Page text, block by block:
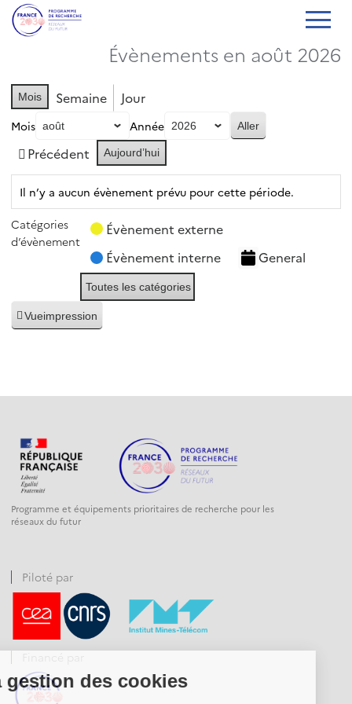
Évènements en août 2026
Mois Semaine Jour
Mois Année
Précédent Aujourd’hui
Il n’y a aucun évènement prévu pour cette période.
Catégories
d’évènement
Évènement externe
Évènement interne
General
Toutes les catégories
Vueimpression
Programme et équipements prioritaires de recherche pour les
réseaux du futur
Piloté par